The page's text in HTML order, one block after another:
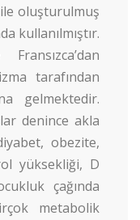
oluşturulmuş
kullanılmıştır.
tarafından
gelmektedir.
denince akla
obezite,
yüksekliği, D
çağında
metabolik